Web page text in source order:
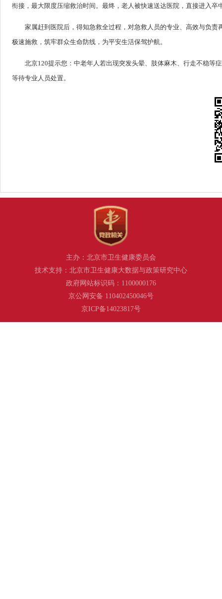
衔接，最大限度压缩救治时间。最终，老人被快速送达医院，直接进入
家属赶到医院后，得知急救全过程，对急救人员的专业、高效与负
极速施救，筑牢群众生命防线，为平安生活保驾护航。
北京120提示您：中老年人若出现突发头晕、肢体麻木、行走不稳等
等待专业人员处置。
主办：北京市卫生健康委员会
技术支持：北京市卫生健康大数据与政策研究中心
政府网站标识码：1100000176
京公网安备 110402450046号
京ICP备14023817号